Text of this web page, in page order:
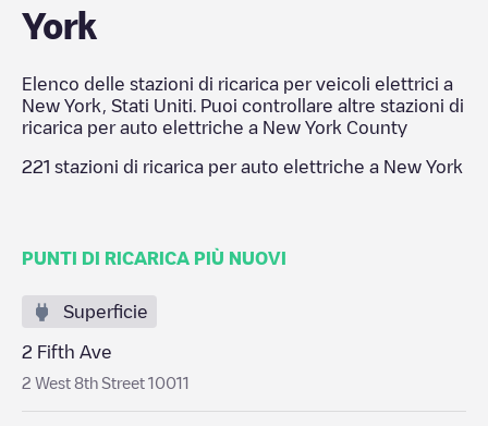
York
Elenco delle stazioni di ricarica per veicoli elettrici a
New York
Stati Uniti . Puoi controllare altre stazioni di
ricarica per auto elettriche a New York County
221 stazioni di ricarica per auto elettriche a New York
PUNTI DI RICARICA PIÙ NUOVI
Superficie
2 Fifth Ave
2 West 8th Street 10011